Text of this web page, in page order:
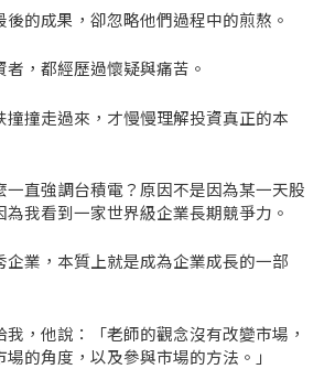
的成果，卻忽略他們過程中的煎熬。
，都經歷過懷疑與痛苦。
撞撞走過來，才慢慢理解投資真正的本
一直強調台積電？原因不是因為某一天股
我看到一家世界級企業長期競爭力。
企業，本質上就是成為企業成長的一部
，他說：「老師的觀念沒有改變市場，
的角度，以及參與市場的方法。」